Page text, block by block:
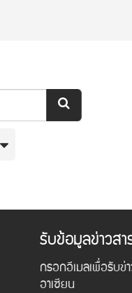
รับข้อมูลข่าวสา
กรอกอีเมลเพื่อรับข่
อาเซียน